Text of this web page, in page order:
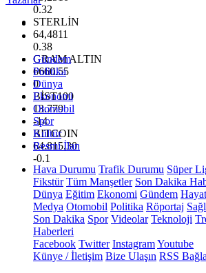
0.32
STERLİN
64,4811
0.38
GRAM ALTIN
6660.55
0
BİST100
13.779
-14
BITCOIN
64.815,30
-0.1
Gündem
Politika
Dünya
Ekonomi
Otomobil
Spor
Kültür
Resmi İlan
Hava Durumu Trafik Durumu Süper
Fikstür Tüm Manşetler Son Dakika
Dünya Eğitim Ekonomi Gündem Hayat
Medya Otomobil Politika Röportaj
Son Dakika Spor Videolar Teknoloji
Haberleri
Facebook Twitter InstagramYoutube
Künye / İletişim Bize Ulaşın RSS